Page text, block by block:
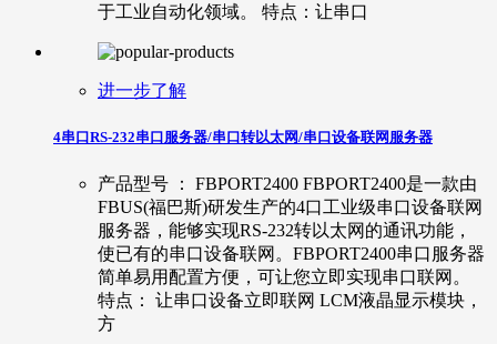
于工业自动化领域。 特点：让串口
进一步了解
4串口RS-232串口服务器/串口转以太网/串口设备联网服务器
产品型号 ： FBPORT2400 FBPORT2400是一款由
FBUS(福巴斯)研发生产的4口工业级串口设备联网
服务器，能够实现RS-232转以太网的通讯功能，
使已有的串口设备联网。FBPORT2400串口服务器
简单易用配置方便，可让您立即实现串口联网。
特点： 让串口设备立即联网 LCM液晶显示模块，
方